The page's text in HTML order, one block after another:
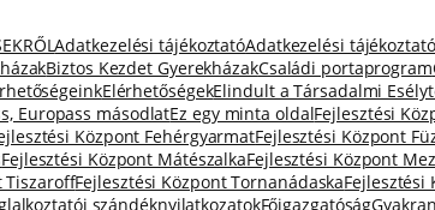
Adatkezelési tájékoztatóAdatkezelési
Biztos Kezdet GyerekházakCsaládi portaprogram
ElérhetőségekElindult a Társadalmi
Europass másodlatEz egy minta oldalFejlesztési
Központ FehérgyarmatFejlesztési Központ
Fejlesztési Központ MátészalkaFejlesztési Központ
TiszaroffFejlesztési Központ TornanádaskaFejlesztési
szándéknyilatkozatokFőigazgatóság